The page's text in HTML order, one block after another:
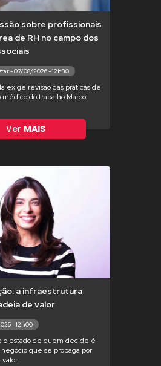
sobre profissionais
de RH no campo dos
- 07/08/2026 - 12h30
exige revisão das práticas de
do trabalho Marco
Ver MAIS
a infraestrutura
de valor
- 12h00
o estado de quem decide é
que se propaga por
valor